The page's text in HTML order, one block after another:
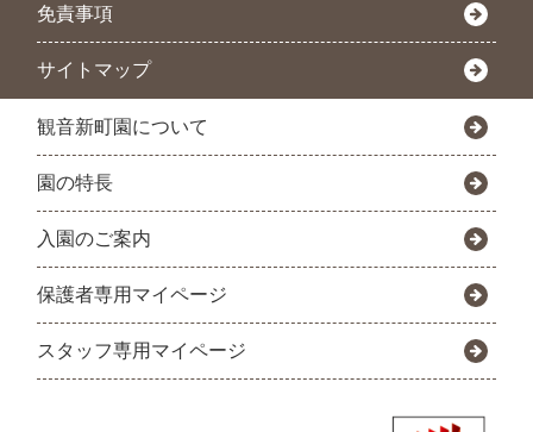
免責事項
サイトマップ
観音新町園について
園の特長
入園のご案内
保護者専用マイページ
スタッフ専用マイページ